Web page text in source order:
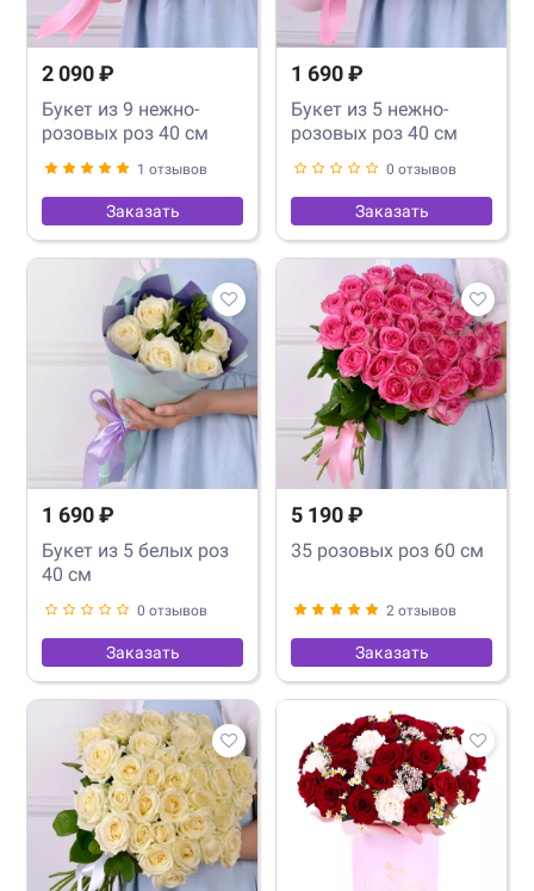
2 090 ₽
Букет из 9 нежно-
розовых роз 40 см
1 отзывов
Заказать
1 690 ₽
Букет из 5 нежно-
розовых роз 40 см
0 отзывов
Заказать
1 690 ₽
Букет из 5 белых роз
40 см
0 отзывов
Заказать
5 190 ₽
35 розовых роз 60 см
2 отзывов
Заказать